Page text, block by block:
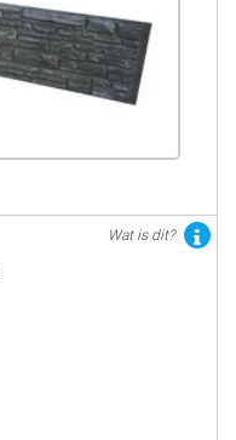
Wat is dit?